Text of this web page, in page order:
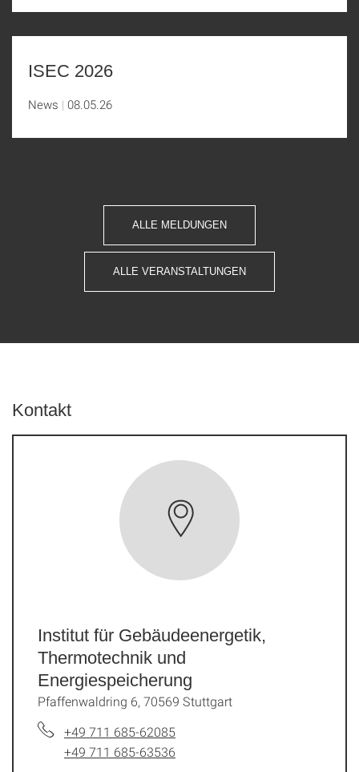
ISEC 2026
News 08.05.26
ALLE MELDUNGEN
ALLE VERANSTALTUNGEN
Kontakt
Institut für Gebäudeenergetik,
Thermotechnik und
Energiespeicherung
Pfaffenwaldring 6, 70569 Stuttgart
+49 711 685-62085
+49 711 685-63536